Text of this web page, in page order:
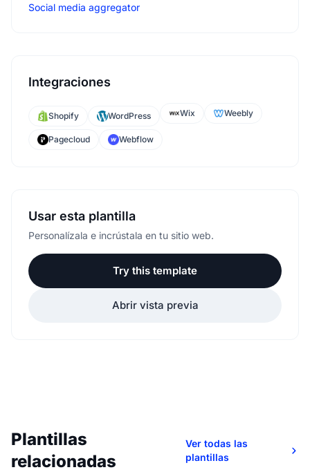
Social media aggregator
Integraciones
Shopify WordPress Wix Weebly
Pagecloud Webflow
Usar esta plantilla
Personalízala e incrústala en tu sitio web.
Try this template
Abrir vista previa
Plantillas
relacionadas
Ver todas las
plantillas